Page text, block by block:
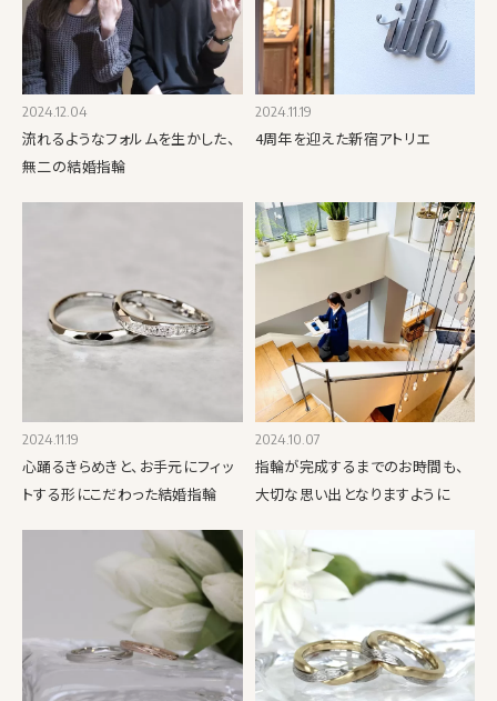
2024.12.04
流れるようなフォルムを生かした、
無二の結婚指輪
2024.11.19
4周年を迎えた新宿アトリエ
2024.11.19
心踊るきらめきと、お手元にフィッ
トする形にこだわった結婚指輪
2024.10.07
指輪が完成するまでのお時間も、
大切な思い出となりますように